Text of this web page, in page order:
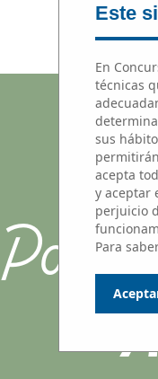
Este
En
técnicas
sus
acepta
y aceptar
perjuicio
Para